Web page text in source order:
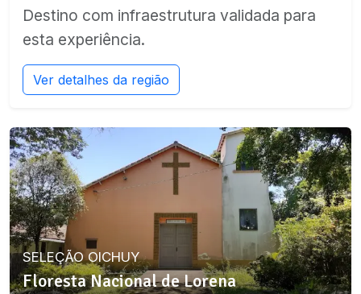
Destino com infraestrutura validada para
esta experiência.
Ver detalhes da região
SELEÇÃO OICHUY
Floresta Nacional de Lorena